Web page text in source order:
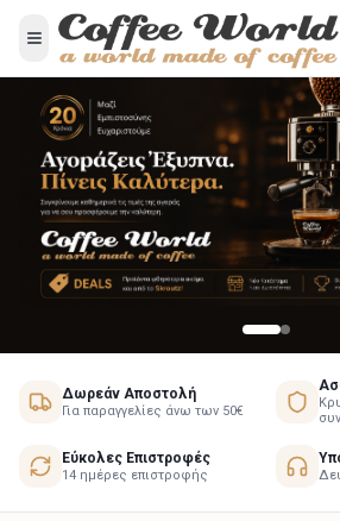
Δωρεάν Αποστολή
Για παραγγελίες άνω των 50€
Εύκολες Επιστροφές
14 ημέρες επιστροφής